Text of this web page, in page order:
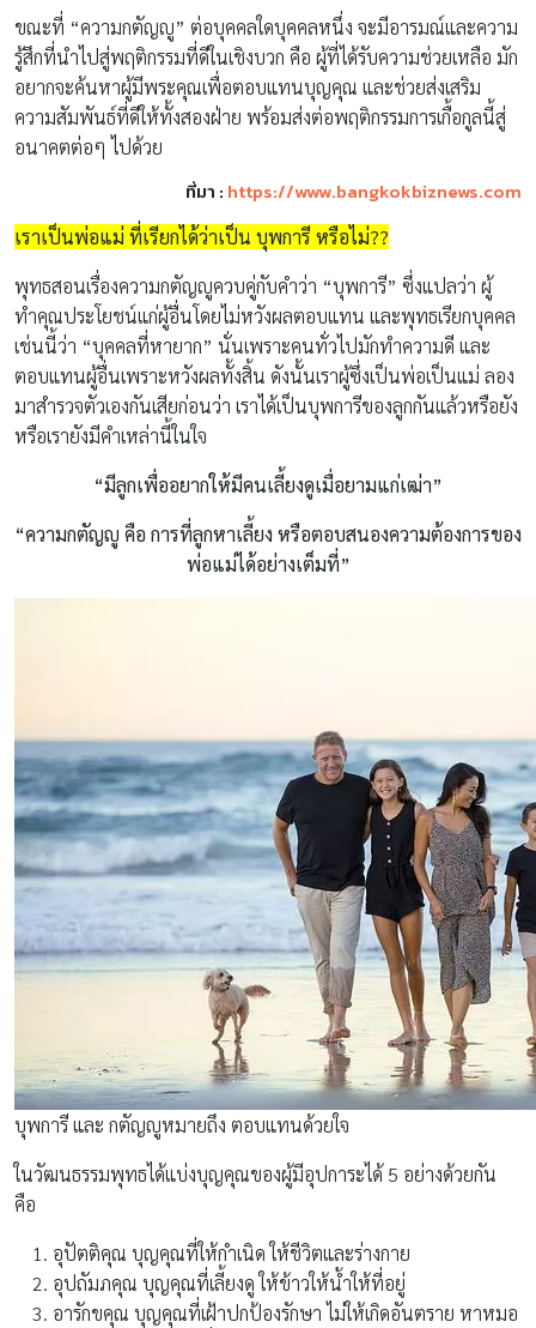
ขณะที่ “ความกตัญญู” ต่อบุคคลใดบุคคลหนึ่ง จะมีอารมณ์และความ
รู้สึกที่นำไปสู่พฤติกรรมที่ดีในเชิงบวก คือ ผู้ที่ได้รับความช่วยเหลือ มัก
อยากจะค้นหาผู้มีพระคุณเพื่อตอบแทนบุญคุณ และช่วยส่งเสริม
ความสัมพันธ์ที่ดีให้ทั้งสองฝ่าย พร้อมส่งต่อพฤติกรรมการเกื้อกูลนี้สู่
อนาคตต่อๆ ไปด้วย
ที่มา : https://www.bangkokbiznews.com
เราเป็นพ่อแม่ ที่เรียกได้ว่าเป็น บุพการี หรือไม่??
พุทธสอนเรื่องความกตัญญูควบคู่กับคำว่า “บุพการี” ซึ่งแปลว่า ผู้
ทำคุณประโยชน์แก่ผู้อื่นโดยไม่หวังผลตอบแทน และพุทธเรียกบุคคล
เช่นนี้ว่า “บุคคลที่หายาก” นั่นเพราะคนทั่วไปมักทำความดี และ
ตอบแทนผู้อื่นเพราะหวังผลทั้งสิ้น ดังนั้นเราผู้ซึ่งเป็นพ่อเป็นแม่ ลอง
มาสำรวจตัวเองกันเสียก่อนว่า เราได้เป็นบุพการีของลูกกันแล้วหรือยัง
หรือเรายังมีคำเหล่านี้ในใจ
“มีลูกเพื่ออยากให้มีคนเลี้ยงดูเมื่อยามแก่เฒ่า”
“ความกตัญญู คือ การที่ลูกหาเลี้ยง หรือตอบสนองความต้องการของ
พ่อแม่ได้อย่างเต็มที่”
บุพการี และ กตัญญูหมายถึง ตอบแทนด้วยใจ
ในวัฒนธรรมพุทธได้แบ่งบุญคุณของผู้มีอุปการะได้ 5 อย่างด้วยกัน
คือ
อุปัตติคุณ บุญคุณที่ให้กำเนิด ให้ชีวิตและร่างกาย
อุปถัมภคุณ บุญคุณที่เลี้ยงดู ให้ข้าวให้น้ำให้ที่อยู่
อารักขคุณ บุญคุณที่เฝ้าปกป้องรักษา ไม่ให้เกิดอันตราย หาหมอ